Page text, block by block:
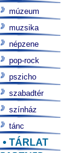
múzeum
muzsika
népzene
pop-rock
pszicho
szabadtér
színház
tánc
TÁRLAT